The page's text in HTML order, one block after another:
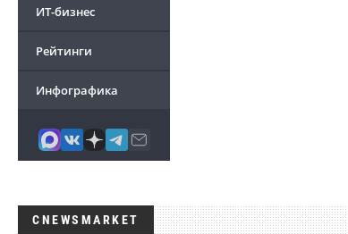
ИТ-бизнес
Рейтинги
Инфографика
CNEWSMARKET